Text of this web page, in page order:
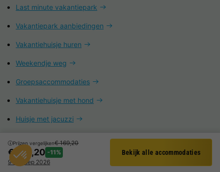
Filter
Prijzen vergelijken€ 169,20
-11%
€ 150,20
9 - 11 sep 2026
Bekijk alle accommodaties
Last minute vakantiepark
Vakantiepark aanbiedingen
Vakantiehuisje huren
Weekendje weg
Groepsaccommodaties
Vakantiehuisje met hond
Huisje met jacuzzi
Vakantiepark met subtropisch zwemparadijs
Vakantieparken in België